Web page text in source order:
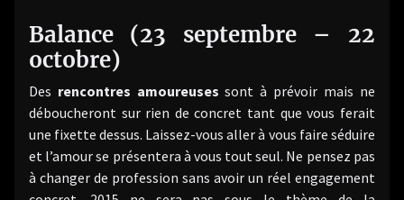
Balance (23 septembre – 22
octobre)
Des rencontres amoureuses sont à prévoir mais ne
déboucheront sur rien de concret tant que vous ferait
une fixette dessus. Laissez-vous aller à vous faire séduire
et l’amour se présentera à vous tout seul. Ne pensez pas
à changer de profession sans avoir un réel engagement